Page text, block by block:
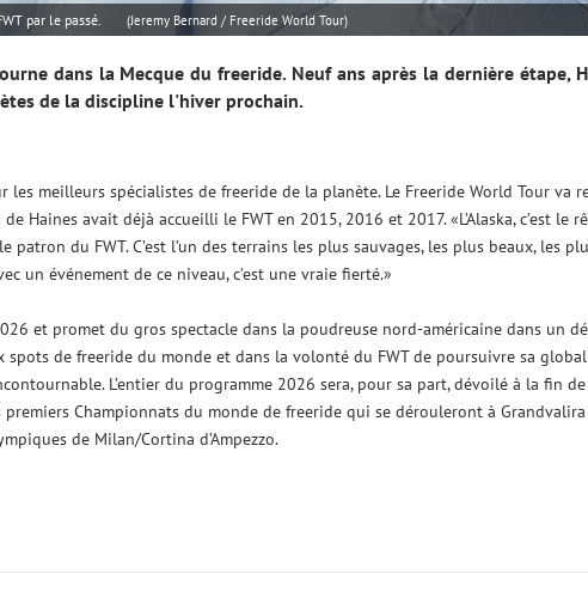
par le passé. (Jeremy Bernard / Freeride World Tour)
dans la Mecque du freeride. Neuf ans après la dernière étape,
de la discipline l'hiver prochain.
les meilleurs spécialistes de freeride de la planète. Le Freeride World Tour va
Haines avait déjà accueilli le FWT en 2015, 2016 et 2017. «L’Alaska, c’est le
patron du FWT. C’est l’un des terrains les plus sauvages, les plus beaux, les
un événement de ce niveau, c’est une vraie fierté.»
et promet du gros spectacle dans la poudreuse nord-américaine dans un
spots de freeride du monde et dans la volonté du FWT de poursuivre sa
L’entier du programme 2026 sera, pour sa part, dévoilé à la fin de
Championnats du monde de freeride qui se dérouleront à
de Milan/Cortina d’Ampezzo.